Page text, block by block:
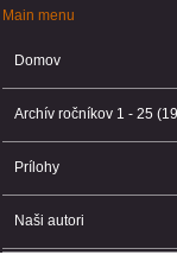
Main menu
Main menu
Domov
Archív ročníkov 1 - 25
Prílohy
Naši autori